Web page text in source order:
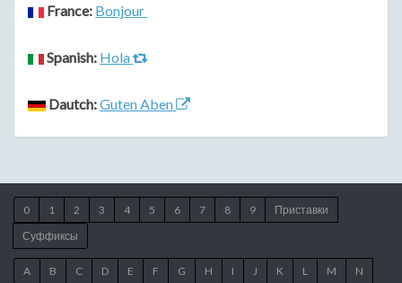
France: Bonjour
Spanish: Hola
Dautch:Guten Aben
0 1 2 3 4 5 6 7 8 9
Приставки
Суффиксы
A B C D E F G H I J K L M N